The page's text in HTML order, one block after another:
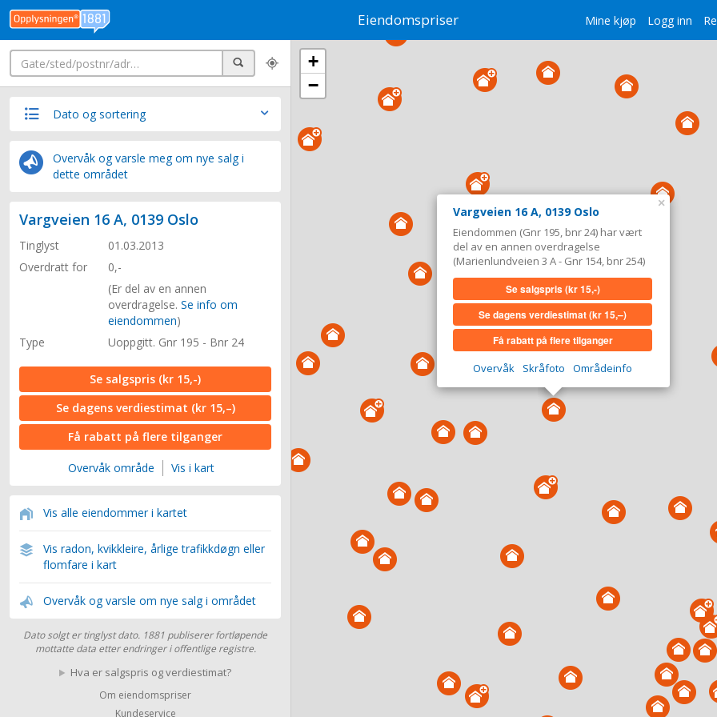
Mine kjøp Logg inn
Eiendomspriser
Søk
Dato og sortering
Overvåk og varsle meg om nye salg i
dette området
Vargveien 16 A, 0139 Oslo
Tinglyst
01.03.2013
Overdratt for
0,-
(Er del av en annen
overdragelse. Se info om
eiendommen)
Type
Uoppgitt. Gnr 195 - Bnr 24
Se salgspris (kr 15,-)
Se dagens verdiestimat (kr 15,–)
Få rabatt på flere tilganger
Overvåk område Vis i kart
Vis alle eiendommer i kartet
Vis radon, kvikkleire, årlige trafikkdøgn eller
flomfare i kart
Overvåk og varsle om nye salg i området
Dato solgt er tinglyst dato. 1881 publiserer fortløpende
mottatte data etter endringer i offentlige registre.
Hva er salgspris og verdiestimat?
Om eiendomspriser
Kundeservice
Vargveien 16 A, 0139 Oslo
Eiendommen (Gnr 195, bnr 24) har vært
del av en annen overdragelse
(Marienlundveien 3 A - Gnr 154, bnr 254)
Se salgspris(kr 15,-)
Se dagens verdiestimat(kr 15,–)
Få rabatt på flere tilganger
Overvåk
Skråfoto Områdeinfo
×
+
−